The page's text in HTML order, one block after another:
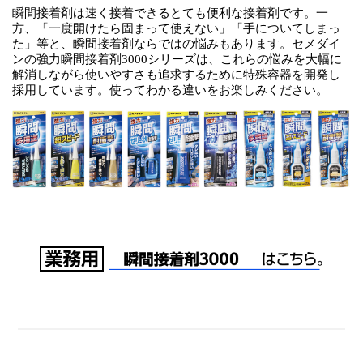
瞬間接着剤は速く接着できるとても便利な接着剤です。一
方、「一度開けたら固まって使えない」「手についてしまっ
た」等と、瞬間接着剤ならではの悩みもあります。セメダイ
ンの強力瞬間接着剤3000シリーズは、これらの悩みを大幅に
解消しながら使いやすさも追求するために特殊容器を開発し
採用しています。使ってわかる違いをお楽しみください。